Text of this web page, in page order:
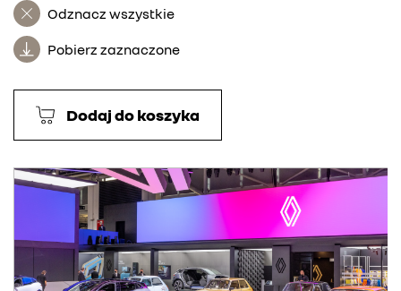
Odznacz wszystkie
Pobierz zaznaczone
Dodaj do koszyka